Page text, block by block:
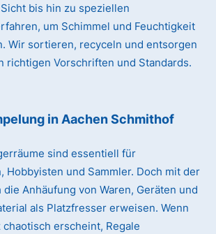
bis hin zu speziellen
um Schimmel und Feuchtigkeit
Wir sortieren, recyceln und entsorgen
richtigen Vorschriften und Standards.
in Aachen Schmithof
sind essentiell für
Hobbyisten und Sammler. Doch mit der
die Anhäufung von Waren, Geräten und
als Platzfresser erweisen. Wenn
chaotisch erscheint, Regale